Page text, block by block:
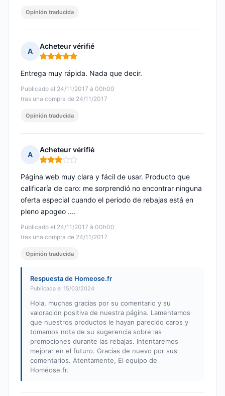
Opinión traducida
A
Acheteur vérifié
Nota: 5 de 5
Publicado el 24/11/2017 à 00h00
tras una compra de 24/11/2017
Entrega muy rápida. Nada que decir.
Opinión traducida
A
Acheteur vérifié
Nota: 3 de 5
Publicado el 24/11/2017 à 00h00
tras una compra de 24/11/2017
Página web muy clara y fácil de usar. Producto que
calificaría de caro: me sorprendió no encontrar ninguna
oferta especial cuando el periodo de rebajas está en
pleno apogeo ....
Opinión traducida
Respuesta de Homeose.fr
Publicada el 15/03/2024
Hola, muchas gracias por su comentario y su
valoración positiva de nuestra página. Lamentamos
que nuestros productos le hayan parecido caros y
tomamos nota de su sugerencia sobre las
promociones durante las rebajas. Intentaremos
mejorar en el futuro. Gracias de nuevo por sus
comentarios. Atentamente, El equipo de
Homéose.fr.